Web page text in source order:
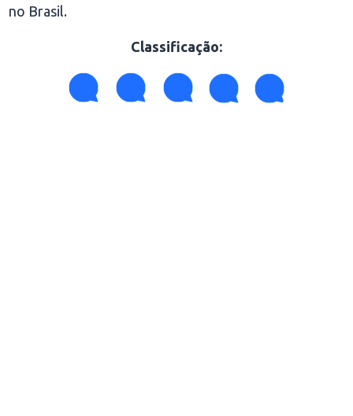
no Brasil.
Classificação: